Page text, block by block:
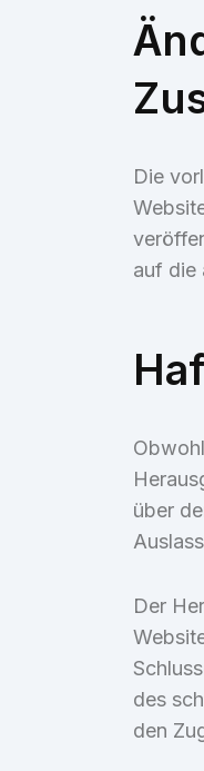
Die
auf die
über
Der
des
den